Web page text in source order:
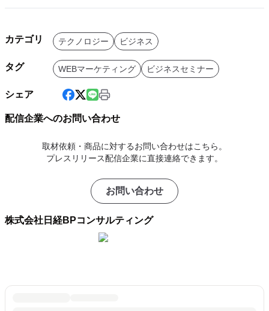
カテゴリ テクノロジー ビジネス
タグ WEBマーケティング ビジネスセミナー
シェア
配信企業へのお問い合わせ
取材依頼・商品に対するお問い合わせはこちら。
プレスリリース配信企業に直接連絡できます。
お問い合わせ
株式会社日経BPコンサルティング